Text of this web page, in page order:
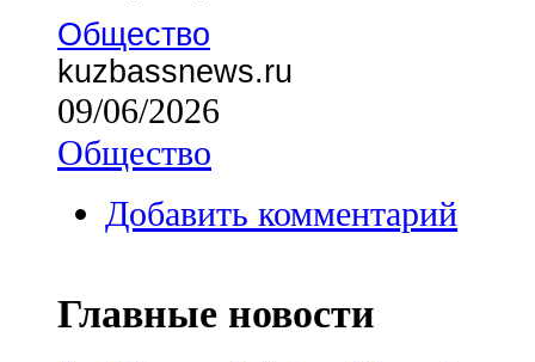
Общество
kuzbassnews.ru
09/06/2026
Общество
Добавить комментарий
Главные новости